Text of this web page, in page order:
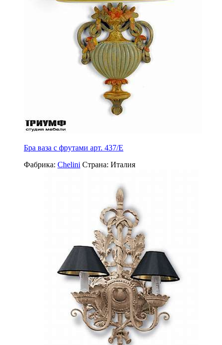
Бра ваза с фрутами арт. 437/Е
Фабрика: Chelini Страна: Италия